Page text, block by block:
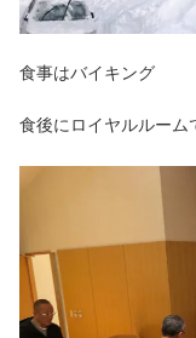
食事はバイキング
食後にロイヤルルーム